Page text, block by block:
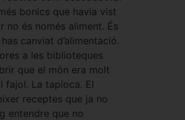
bonics que havia vist
no és només aliment. És
canviat d’alimentació.
a les biblioteques
que el món era molt
fajol. La tapioca. El
receptes que ja no
entendre que no